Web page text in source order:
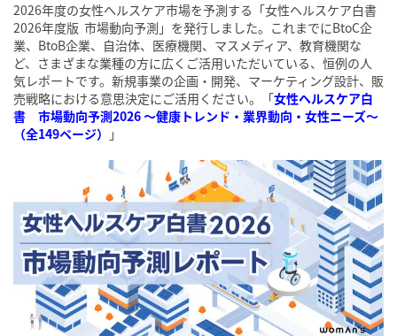
2026年度の女性ヘルスケア市場を予測する「女性ヘルスケア白書
2026年度版 市場動向予測」を発行しました。これまでにBtoC企
業、BtoB企業、自治体、医療機関、マスメディア、教育機関な
ど、さまざまな業種の方に広くご活用いただいている、恒例の人
気レポートです。新規事業の企画・開発、マーケティング設計、販
売戦略における意思決定にご活用ください。
「女性ヘルスケア白
書 市場動向予測2026 ～健康トレンド・業界動向・女性ニーズ～
（全149ページ） 」